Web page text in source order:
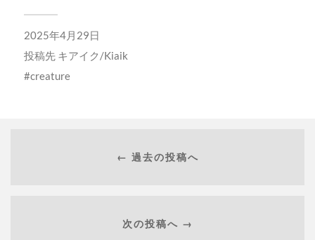
2025年4月29日
投稿先 キアイク/Kiaik
creature
← 過去の投稿へ
次の投稿へ →